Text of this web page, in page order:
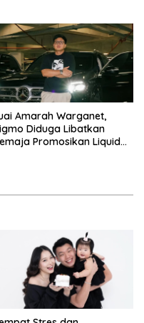
Amarah Warganet,
Diduga Libatkan
Promosikan Liquid